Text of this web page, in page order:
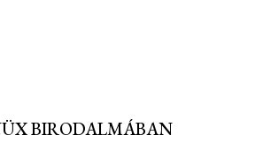
BIRODALMÁBAN